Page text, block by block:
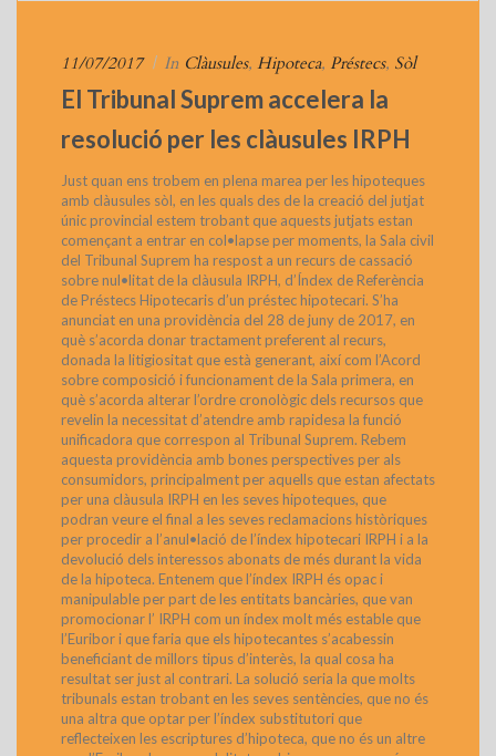
11/07/2017 | In Clàusules, Hipoteca, Préstecs, Sòl
El Tribunal Suprem accelera la
resolució per les clàusules IRPH
Just quan ens trobem en plena marea per les hipoteques
amb clàusules sòl, en les quals des de la creació del jutjat
únic provincial estem trobant que aquests jutjats estan
començant a entrar en col•lapse per moments, la Sala civil
del Tribunal Suprem ha respost a un recurs de cassació
sobre nul•litat de la clàusula IRPH, d’Índex de Referència
de Préstecs Hipotecaris d’un préstec hipotecari. S’ha
anunciat en una providència del 28 de juny de 2017, en
què s’acorda donar tractament preferent al recurs,
donada la litigiositat que està generant, així com l’Acord
sobre composició i funcionament de la Sala primera, en
què s’acorda alterar l’ordre cronològic dels recursos que
revelin la necessitat d’atendre amb rapidesa la funció
unificadora que correspon al Tribunal Suprem. Rebem
aquesta providència amb bones perspectives per als
consumidors, principalment per aquells que estan afectats
per una clàusula IRPH en les seves hipoteques, que
podran veure el final a les seves reclamacions històriques
per procedir a l’anul•lació de l’índex hipotecari IRPH i a la
devolució dels interessos abonats de més durant la vida
de la hipoteca. Entenem que l’índex IRPH és opac i
manipulable per part de les entitats bancàries, que van
promocionar l’ IRPH com un índex molt més estable que
l’Euribor i que faria que els hipotecantes s’acabessin
beneficiant de millors tipus d’interès, la qual cosa ha
resultat ser just al contrari. La solució seria la que molts
tribunals estan trobant en les seves sentències, que no és
una altra que optar per l’índex substitutori que
reflecteixen les escriptures d’hipoteca, que no és un altre